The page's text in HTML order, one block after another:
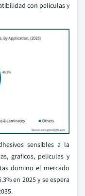
con peliculas y
sensibles a la
graficos, peliculas y
domino el mercado
en 2025 y se espera